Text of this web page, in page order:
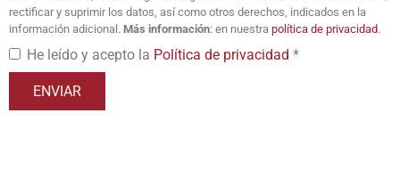
rectificar y suprimir los datos, así como otros derechos, indicados en la
información adicional. Más información: en nuestra política de privacidad.
He leído y acepto la Política de privacidad *